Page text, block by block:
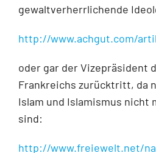
gewaltverherrlichende
http://www.achgut.com/
oder gar der Vizepräsident
Frankreichs zurücktritt, da
Islam und Islamismus nicht
sind:
http://www.freiewelt.net/